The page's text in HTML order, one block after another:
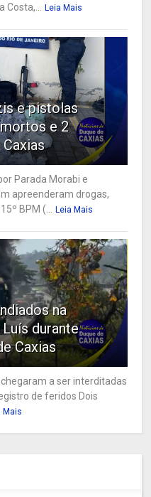
Leia Mais
e pistolas
e 2
Parada Morabi e
apreenderam drogas,
BPM (...
Leia Mais
na
durante
Caxias
a ser interditadas
de feridos Dois
Mais